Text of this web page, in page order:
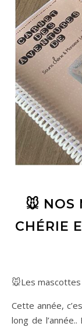
🐭 NOS
CHÉRIE
🐭Les
Cette année,
long de